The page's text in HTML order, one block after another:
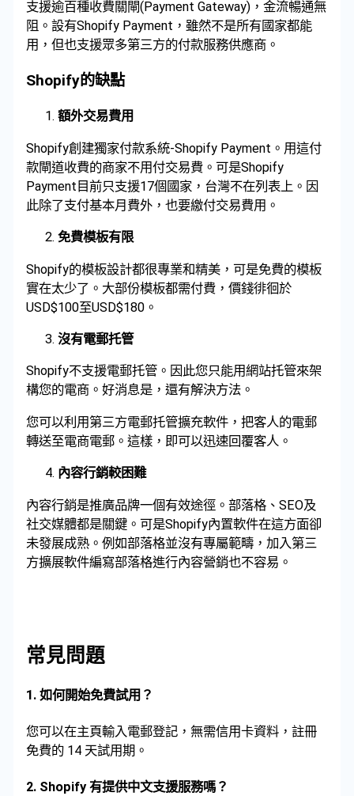
支援逾百種收費關閘(Payment Gateway)，金流暢通無
阻。設有Shopify Payment，雖然不是所有國家都能
用，但也支援眾多第三方的付款服務供應商。
Shopify的缺點
額外交易費用
Shopify創建獨家付款系統-Shopify Payment。用這付
款閘道收費的商家不用付交易費。可是Shopify
Payment目前只支援17個國家，台灣不在列表上。因
此除了支付基本月費外，也要繳付交易費用。
免費模板有限
Shopify的模板設計都很專業和精美，可是免費的模板
實在太少了。大部份模板都需付費，價錢徘徊於
USD$100至USD$180。
沒有電郵托管
Shopify不支援電郵托管。因此您只能用網站托管來架
構您的電商。好消息是，還有解決方法。
您可以利用第三方電郵托管擴充軟件，把客人的電郵
轉送至電商電郵。這樣，即可以迅速回覆客人。
內容行銷較困難
內容行銷是推廣品牌一個有效途徑。部落格、SEO及
社交媒體都是關鍵。可是Shopify內置軟件在這方面卻
未發展成熟。例如部落格並沒有專屬範疇，加入第三
方擴展軟件編寫部落格進行內容營銷也不容易。
常見問題
1. 如何開始免費試用？
您可以在主頁輸入電郵登記，無需信用卡資料，註冊
免費的 14 天試用期。
2. Shopify 有提供中文支援服務嗎？